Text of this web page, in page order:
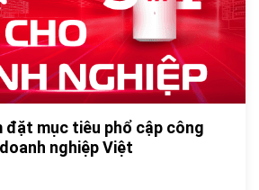
mục tiêu phổ cập công
nghiệp Việt